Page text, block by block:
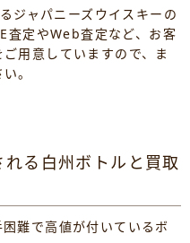
ジャパニーズウイスキーの
査定やWeb査定など、お客
用意していますので、ま
。
る白州ボトルと買取
難で高値が付いているボ